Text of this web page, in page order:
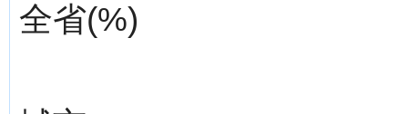
全省(%)